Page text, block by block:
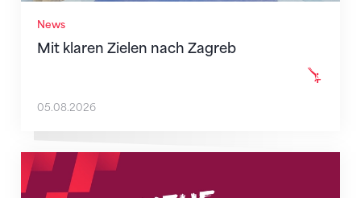
News
Mit klaren Zielen nach Zagreb
05.08.2026
Neue Empfangszeiten ab 1. August 2026